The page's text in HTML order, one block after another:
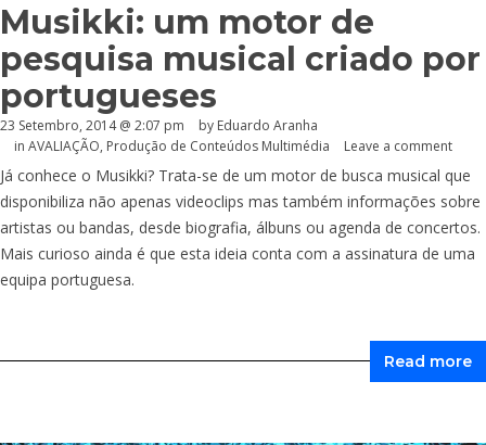
Musikki: um motor de
pesquisa musical criado por
portugueses
23 Setembro, 2014 @ 2:07 pm by Eduardo Aranha
in AVALIAÇÃO, Produção de Conteúdos Multimédia Leave a comment
Já conhece o Musikki? Trata-se de um motor de busca musical que
disponibiliza não apenas videoclips mas também informações sobre
artistas ou bandas, desde biografia, álbuns ou agenda de concertos.
Mais curioso ainda é que esta ideia conta com a assinatura de uma
equipa portuguesa.
Read more